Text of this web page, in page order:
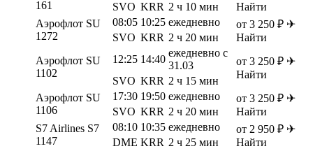
161 Найти
SVO KRR 2 ч 10 мин
Аэрофлот SU
1272
08:05 10:25 ежедневно
от 3 250 ₽ ✈
Найти
SVO KRR 2 ч 20 мин
Аэрофлот SU
1102
12:25 14:40
ежедневно с
31.03
от 3 250 ₽ ✈
Найти
SVO KRR 2 ч 15 мин
Аэрофлот SU
1106
17:30 19:50 ежедневно
от 3 250 ₽ ✈
Найти
SVO KRR 2 ч 20 мин
S7 Airlines S7
1147
08:10 10:35 ежедневно
от 2 950 ₽ ✈
Найти
DME KRR 2 ч 25 мин